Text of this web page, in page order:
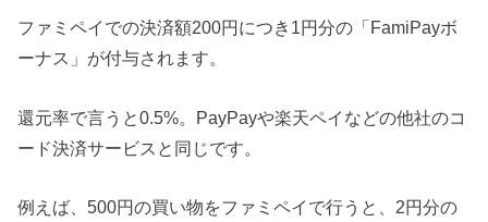
ファミペイでの決済額200円につき1円分の「FamiPayボ
ーナス」が付与されます。
還元率で言うと0.5%。PayPayや楽天ペイなどの他社のコ
ード決済サービスと同じです。
例えば、500円の買い物をファミペイで行うと、2円分の